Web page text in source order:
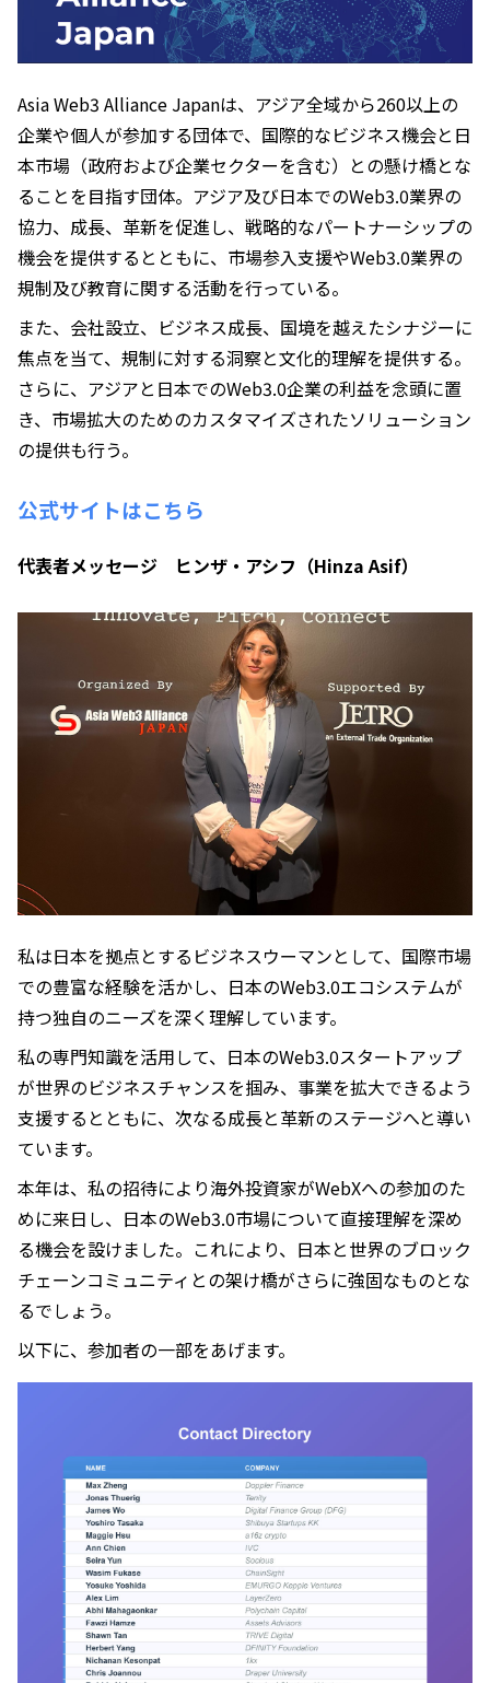
Asia Web3 Alliance Japanは、アジア全域から260以上の
企業や個人が参加する団体で、国際的なビジネス機会と日
本市場（政府および企業セクターを含む）との懸け橋とな
ることを目指す団体。アジア及び日本でのWeb3.0業界の
協力、成長、革新を促進し、戦略的なパートナーシップの
機会を提供するとともに、市場参入支援やWeb3.0業界の
規制及び教育に関する活動を行っている。
また、会社設立、ビジネス成長、国境を越えたシナジーに
焦点を当て、規制に対する洞察と文化的理解を提供する。
さらに、アジアと日本でのWeb3.0企業の利益を念頭に置
き、市場拡大のためのカスタマイズされたソリューション
の提供も行う。
公式サイトはこちら
代表者メッセージ ヒンザ・アシフ（Hinza Asif）
私は日本を拠点とするビジネスウーマンとして、国際市場
での豊富な経験を活かし、日本のWeb3.0エコシステムが
持つ独自のニーズを深く理解しています。
私の専門知識を活用して、日本のWeb3.0スタートアップ
が世界のビジネスチャンスを掴み、事業を拡大できるよう
支援するとともに、次なる成長と革新のステージへと導い
ています。
本年は、私の招待により海外投資家がWebXへの参加のた
めに来日し、日本のWeb3.0市場について直接理解を深め
る機会を設けました。これにより、日本と世界のブロック
チェーンコミュニティとの架け橋がさらに強固なものとな
るでしょう。
以下に、参加者の一部をあげます。